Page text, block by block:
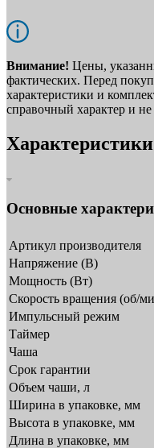
Внимание! Цены,
фактических. Перед
характеристики и
справочный характер и
Характеристики
Основные
Артикул производителя
Напряжение (В)
Мощность (Вт)
Скорость вращения (об/
Импульсный режим
Таймер
Чаша
Срок гарантии
Объем чаши, л
Ширина в упаковке, мм
Высота в упаковке, мм
Длина в упаковке, мм